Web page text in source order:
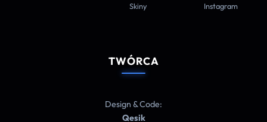
Skiny
Instagram
TWÓRCA
Design & Code:
Qesik